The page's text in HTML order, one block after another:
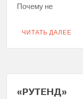
Почему не
ЧИТАТЬ ДАЛЕЕ
«РУТЕНД»